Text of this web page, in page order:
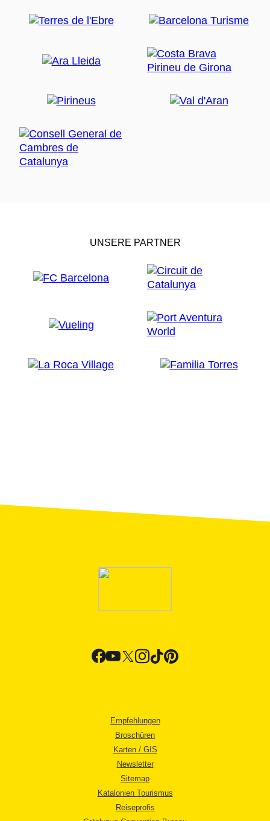
UNSERE PARTNER
Empfehlungen
Broschüren
Karten / GIS
Newsletter
Sitemap
Katalonien Tourismus
Reiseprofis